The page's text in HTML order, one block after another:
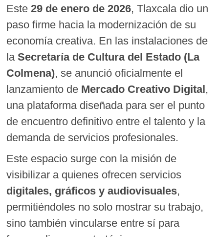
Este29 de enero de 2026, Tlaxcala dio un
paso firme hacia la modernización de su
economía creativa. En las instalaciones de
laSecretaría de Cultura del Estado (La
Colmena), se anunció oficialmente el
lanzamiento de Mercado Creativo Digital ,
una plataforma diseñada para ser el punto
de encuentro definitivo entre el talento y la
demanda de servicios profesionales.
Este espacio surge con la misión de
visibilizar a quienes ofrecen servicios
digitales, gráficos y audiovisuales,
permitiéndoles no solo mostrar su trabajo,
sino también vincularse entre sí para